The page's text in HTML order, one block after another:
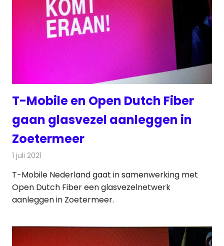
T-Mobile en Open Dutch Fiber
gaan glasvezel aanleggen in
Zoetermeer
1 juli 2021
T-Mobile Nederland gaat in samenwerking met
Open Dutch Fiber een glasvezelnetwerk
aanleggen in Zoetermeer.